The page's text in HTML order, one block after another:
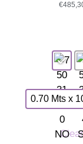
€
0.70 Mts x
Clear